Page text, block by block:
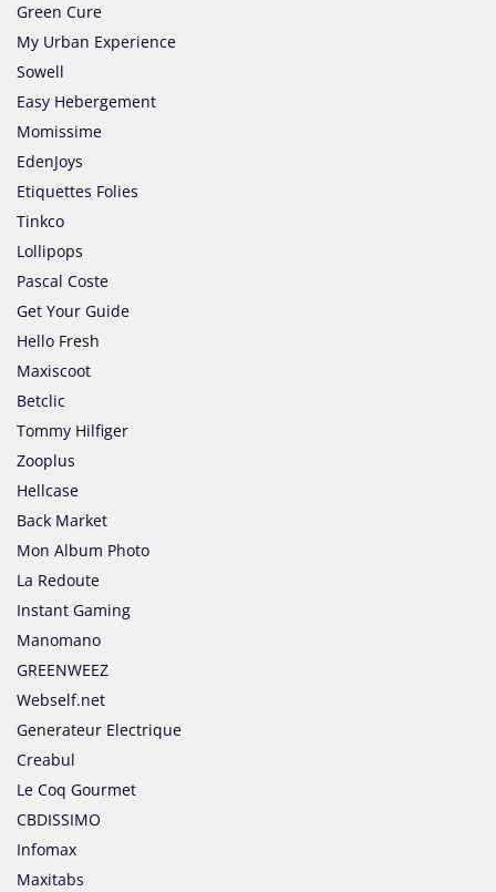
Green Cure
My Urban Experience
Sowell
Easy Hebergement
Momissime
EdenJoys
Etiquettes Folies
Tinkco
Lollipops
Pascal Coste
Get Your Guide
Hello Fresh
Maxiscoot
Betclic
Tommy Hilfiger
Zooplus
Hellcase
Back Market
Mon Album Photo
La Redoute
Instant Gaming
Manomano
GREENWEEZ
Webself.net
Generateur Electrique
Creabul
Le Coq Gourmet
CBDISSIMO
Infomax
Maxitabs